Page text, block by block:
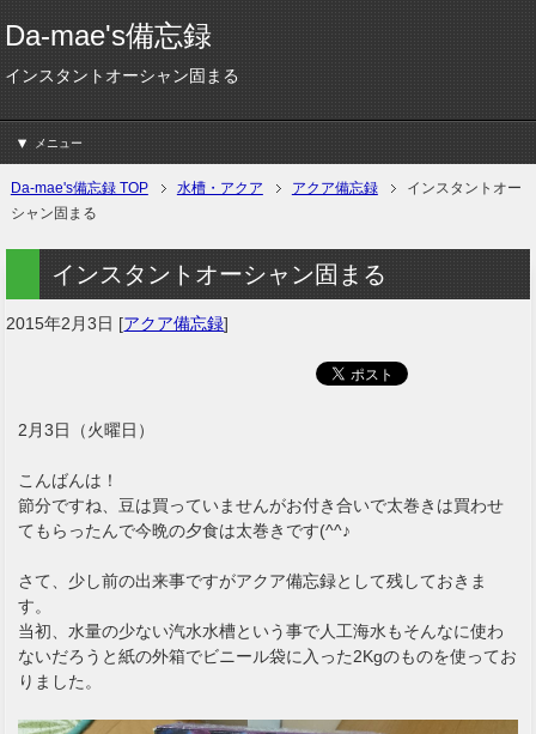
Da-mae's備忘録
インスタントオーシャン固まる
メニュー
Da-mae's備忘録 TOP 水槽・アクア アクア備忘録
インスタントオー
シャン固まる
インスタントオーシャン固まる
2015年2月3日 [アクア備忘録]
2月3日（火曜日）
こんばんは！
節分ですね、豆は買っていませんがお付き合いで太巻きは買わせ
てもらったんで今晩の夕食は太巻きです(^^♪
さて、少し前の出来事ですがアクア備忘録として残しておきま
す。
当初、水量の少ない汽水水槽という事で人工海水もそんなに使わ
ないだろうと紙の外箱でビニール袋に入った2Kgのものを使ってお
りました。